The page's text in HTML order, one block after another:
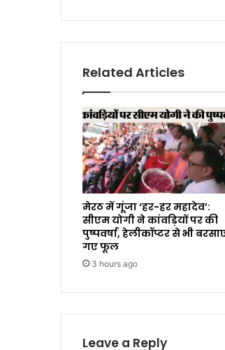
Related Articles
मेरठ में गूंजा ‘हर-हर महादेव’:
सीएम योगी ने कांवड़ियों पर की
पुष्पवर्षा, हेलीकॉप्टर से भी
गए फूल
3 hours ago
Leave a Reply